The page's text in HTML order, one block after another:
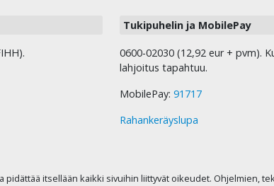
Tukipuhelin ja MobilePay
0600-02030 (12,92 eur + pvm).
lahjoitus tapahtuu.
MobilePay: 91717
Rahankeräyslupa
pidättää itsellään kaikki sivuihin liittyvät oikeudet. Ohjelmien,